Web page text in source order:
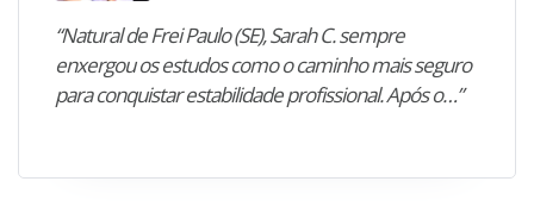
“Natural de Frei Paulo (SE), Sarah C. sempre
enxergou os estudos como o caminho mais seguro
para conquistar estabilidade profissional. Após o…”